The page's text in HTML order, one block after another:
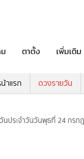
ตาตั้ง เพิ่มเติม
าแรก ดวงรายวัน
นประจำวันวันพุธที่ 24 กรก